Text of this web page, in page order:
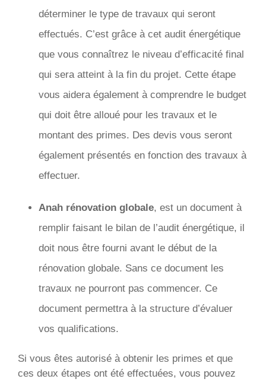
déterminer le type de travaux qui seront
effectués. C’est grâce à cet audit énergétique
que vous connaîtrez le niveau d’efficacité final
qui sera atteint à la fin du projet. Cette étape
vous aidera également à comprendre le budget
qui doit être alloué pour les travaux et le
montant des primes. Des devis vous seront
également présentés en fonction des travaux à
effectuer.
Anah rénovation globale, est un document à
remplir faisant le bilan de l’audit énergétique, il
doit nous être fourni avant le début de la
rénovation globale. Sans ce document les
travaux ne pourront pas commencer. Ce
document permettra à la structure d’évaluer
vos qualifications.
Si vous êtes autorisé à obtenir les primes et que
ces deux étapes ont été effectuées, vous pouvez